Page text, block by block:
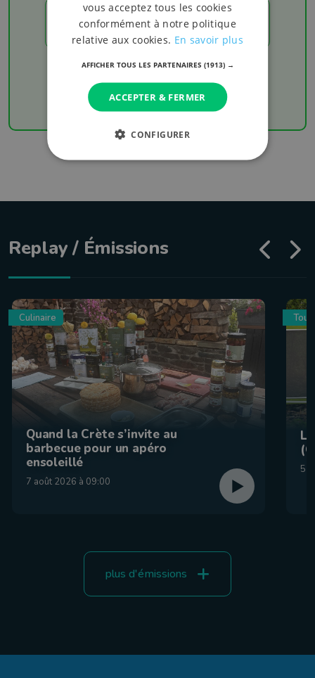
LES RÉSULTATS
Chaque week-end retrouvez les derniers
résultats de votre équipe favorite
Replay / Émissions
Culinaire
Quand la Crète s’invite au
barbecue pour un apéro
ensoleillé
7 août 2026 à 09:00
5
plus d'émissions
vous acceptez tous les cookies
conformément à notre politique
relative aux cookies. En savoir plus
AFFICHER TOUS LES PARTENAIRES (1913) →
ACCEPTER & FERMER
CONFIGURER